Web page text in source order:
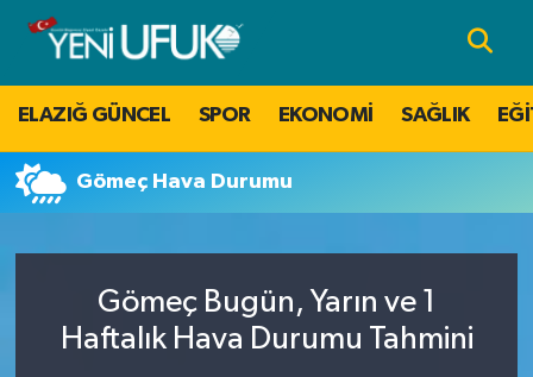
ELAZIĞ GÜNCEL SPOR EKONOMİ SAĞLIK
Gömeç Hava Durumu
Gömeç Bugün, Yarın ve 1
Haftalık Hava Durumu Tahmini
Nöbetçi Eczaneler
Hava Durumu
Namaz Vakitleri
Süper Lig Puan Durumu ve Fikstür